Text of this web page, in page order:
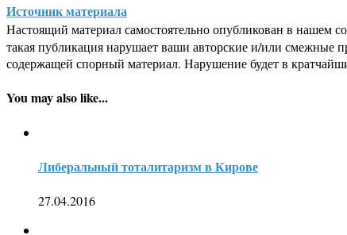
Источник материала
Настоящий материал самостоятельно опубликован в нашем
такая публикация нарушает ваши авторские и/или смежные
содержащей спорный материал. Нарушение будет в
You may also like...
Либеральный тоталитаризм в Кирове
27.04.2016